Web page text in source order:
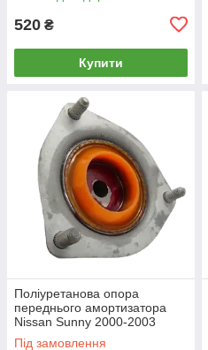
520 ₴
Купити
Поліуретанова опора
переднього амортизатора
Nissan Sunny 2000-2003
Під замовлення